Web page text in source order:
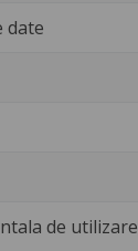
date
de utilizare